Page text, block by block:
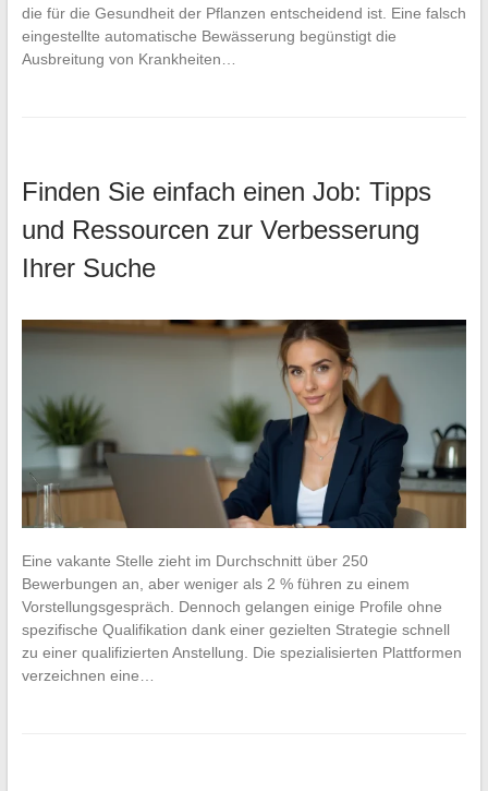
die für die Gesundheit der Pflanzen entscheidend ist. Eine falsch
eingestellte automatische Bewässerung begünstigt die
Ausbreitung von Krankheiten…
Finden Sie einfach einen Job: Tipps
und Ressourcen zur Verbesserung
Ihrer Suche
Eine vakante Stelle zieht im Durchschnitt über 250
Bewerbungen an, aber weniger als 2 % führen zu einem
Vorstellungsgespräch. Dennoch gelangen einige Profile ohne
spezifische Qualifikation dank einer gezielten Strategie schnell
zu einer qualifizierten Anstellung. Die spezialisierten Plattformen
verzeichnen eine…